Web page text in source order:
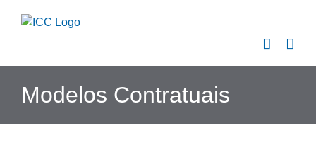
Modelos Contratuais